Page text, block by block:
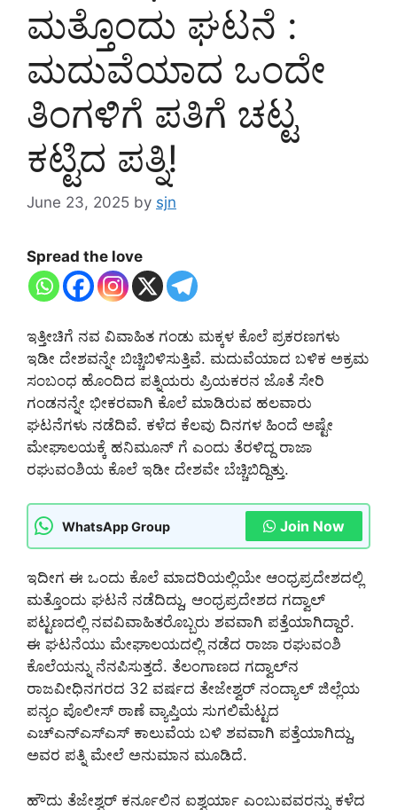
ಮತ್ತೊಂದು ಘಟನೆ :
ಮದುವೆಯಾದ ಒಂದೇ
ತಿಂಗಳಿಗೆ ಪತಿಗೆ ಚಟ್ಟ
ಕಟ್ಟಿದ ಪತ್ನಿ!
June 23, 2025 by sjn
Spread the love
ಇತ್ತೀಚಿಗೆ ನವ ವಿವಾಹಿತ ಗಂಡು ಮಕ್ಕಳ ಕೊಲೆ ಪ್ರಕರಣಗಳು
ಇಡೀ ದೇಶವನ್ನೇ ಬಿಚ್ಚಿಬಿಳಿಸುತ್ತಿವೆ. ಮದುವೆಯಾದ ಬಳಿಕ ಅಕ್ರಮ
ಸಂಬಂಧ ಹೊಂದಿದ ಪತ್ನಿಯರು ಪ್ರಿಯಕರನ ಜೊತೆ ಸೇರಿ
ಗಂಡನನ್ನೇ ಭೀಕರವಾಗಿ ಕೊಲೆ ಮಾಡಿರುವ ಹಲವಾರು
ಘಟನೆಗಳು ನಡೆದಿವೆ. ಕಳೆದ ಕೆಲವು ದಿನಗಳ ಹಿಂದೆ ಅಷ್ಟೇ
ಮೇಘಾಲಯಕ್ಕೆ ಹನಿಮೂನ್ ಗೆ ಎಂದು ತೆರಳಿದ್ದ ರಾಜಾ
ರಘುವಂಶಿಯ ಕೊಲೆ ಇಡೀ ದೇಶವೇ ಬೆಚ್ಚಿಬಿದ್ದಿತ್ತು.
WhatsApp Group Join Now
ಇದೀಗ ಈ ಒಂದು ಕೊಲೆ ಮಾದರಿಯಲ್ಲಿಯೇ ಆಂಧ್ರಪ್ರದೇಶದಲ್ಲಿ
ಮತ್ತೊಂದು ಘಟನೆ ನಡೆದಿದ್ದು, ಆಂಧ್ರಪ್ರದೇಶದ ಗದ್ವಾಲ್
ಪಟ್ಟಣದಲ್ಲಿ ನವವಿವಾಹಿತರೊಬ್ಬರು ಶವವಾಗಿ ಪತ್ತೆಯಾಗಿದ್ದಾರೆ.
ಈ ಘಟನೆಯು ಮೇಘಾಲಯದಲ್ಲಿ ನಡೆದ ರಾಜಾ ರಘುವಂಶಿ
ಕೊಲೆಯನ್ನು ನೆನಪಿಸುತ್ತದೆ. ತೆಲಂಗಾಣದ ಗದ್ವಾಲ್​ನ
ರಾಜವೀಧಿನಗರದ 32 ವರ್ಷದ ತೇಜೇಶ್ವರ್ ನಂದ್ಯಾಲ್ ಜಿಲ್ಲೆಯ
ಪನ್ಯಂ ಪೊಲೀಸ್ ಠಾಣೆ ವ್ಯಾಪ್ತಿಯ ಸುಗಲಿಮೆಟ್ಟದ
ಎಚ್‌ಎನ್‌ಎಸ್‌ಎಸ್ ಕಾಲುವೆಯ ಬಳಿ ಶವವಾಗಿ ಪತ್ತೆಯಾಗಿದ್ದು,
ಅವರ ಪತ್ನಿ ಮೇಲೆ ಅನುಮಾನ ಮೂಡಿದೆ.
ಹೌದು ತೆಜೇಶ್ವರ್ ಕರ್ನೂಲಿನ ಐಶ್ವರ್ಯಾ ಎಂಬುವವರನ್ನು ಕಳೆದ